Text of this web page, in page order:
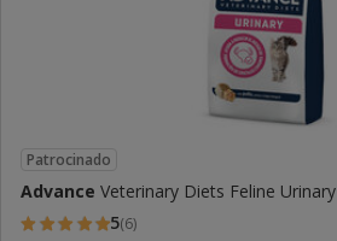
Patrocinado
Advance Veterinary Diets Feline Urinary
5(6)